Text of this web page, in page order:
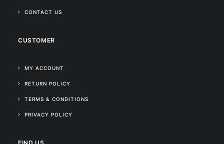
CONTACT US
CUSTOMER
MY ACCOUNT
RETURN POLICY
TERMS & CONDITIONS
PRIVACY POLICY